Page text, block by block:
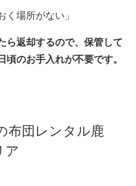
く場所がない」
ら返却するので、保管して
頃のお手入れが不要です。
布団レンタル鹿
ア